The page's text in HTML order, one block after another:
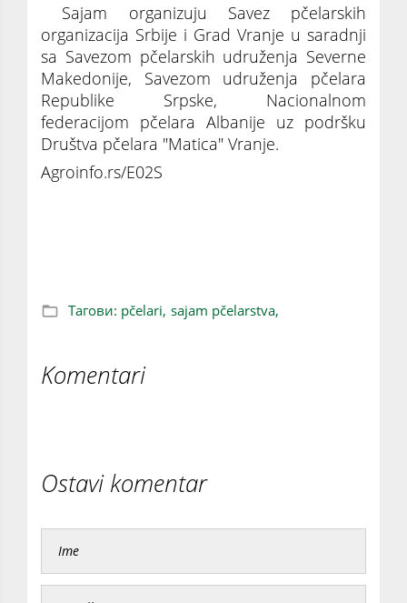
Sajam organizuju Savez pčelarskih
organizacija Srbije i Grad Vranje u saradnji
sa Savezom pčelarskih udruženja Severne
Makedonije, Savezom udruženja pčelara
Republike Srpske, Nacionalnom
federacijom pčelara Albanije uz podršku
Društva pčelara "Matica" Vranje.
Agroinfo.rs/E02S
Тагови: pčelari, sajam pčelarstva,
Komentari
Ostavi komentar